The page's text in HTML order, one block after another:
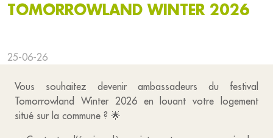
TOMORROWLAND WINTER 2026
25-06-26
Vous souhaitez devenir ambassadeurs du festival
Tomorrowland Winter 2026 en louant votre logement
situé sur la commune ? 🌟